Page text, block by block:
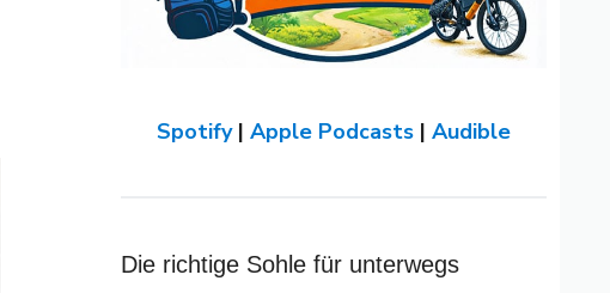
Spotify| Apple Podcasts | Audible
Die richtige Sohle für unterwegs